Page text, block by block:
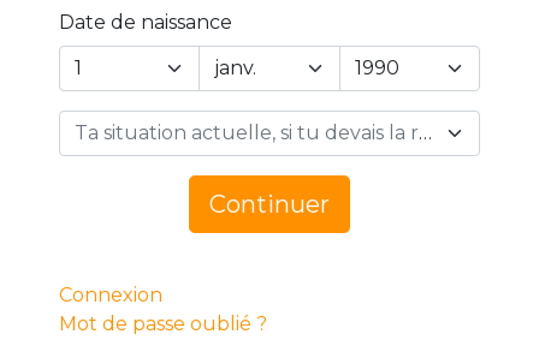
Date de naissance
Year
Day
Ta situation actuelle, si tu devais la résumer en 1 mot… *
Continuer
Connexion
Mot de passe oublié ?